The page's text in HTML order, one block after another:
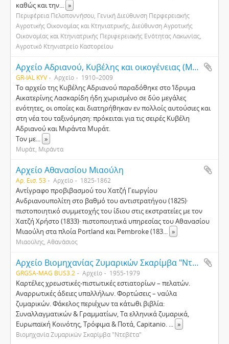
καθώς και την... »
Περιφέρεια Πελοποννήσου, Γενική Διεύθυνση Περφερειακής
Αγροτικής Οικονομίας και Κτηνιατρικής, Διεύθυνση Αγροτικής
Οικονομίας και Κτηνιατρικής Περιφερειακής Ενότητας Λακωνίας,
Αγροτικό Κτηνιατρείο Καστορείου
Αρχείο Αδριανού, Κυβέλης και οικογένειας (Μυράτ, Μιράντας)
GR-IAL KYV Αρχείο 1910–2009
Το αρχείο της Κυβέλης Αδριανού παραδόθηκε στο Ίδρυμα
Αικατερίνης Λασκαρίδη ήδη χωρισμένο σε δύο μεγάλες
ενότητες, οι οποίες και διατηρήθηκαν εν πολλοίς αυτούσιες και
στη νέα του ταξινόμηση: πρόκειται για τις σειρές Κυβέλη
Αδριανού και Μιράντα Μυράτ.
Τον με... »
Μυράτ, Μιράντα
Αρχείο Αθανασίου Μιαούλη
Αρ. Εισ. 53 Αρχείο 1825-1862
Αντίγραφο προβιβασμού του Χατζή Γεωργίου
Ανδριανουπολίτη στο βαθμό του αντιστρατήγου (1825)·
πιστοποιητικό συμμετοχής του ίδιου στις εκστρατείες με τον
Χατζή Χρήστο (1833)· πιστοποιητικά υπηρεσίας του Αθανασίου
Μιαούλη στα πλοία Portland και Pembroke (183... »
Μιαούλης, Αθανάσιος
Αρχείο Βιομηχανίας Ζυμαρικών Σκαρίμβα "Ντεβέτα"
GRGSA-MAG BUS3.2 Αρχείο 1955-1979
Καρτέλες χρεωστικές-πιστωτικές εστιατορίων – πελατών.
Αναρρωτικές άδειες υπαλλήλων. Φορτώσεις – ναύλα
ζυμαρικών. Φάκελος περιέχων τα κάτωθι βιβλία:
Συναλλαγματικών & Γραμματίων, Τα ελληνικά ζυμαρικά,
Ευρωπαϊκή Κοινότης, Τρόφιμα & Ποτά, Capitanio. ... »
Βιομηχανία Ζυμαρικών Σκαρίμβα "Ντεβέτα"